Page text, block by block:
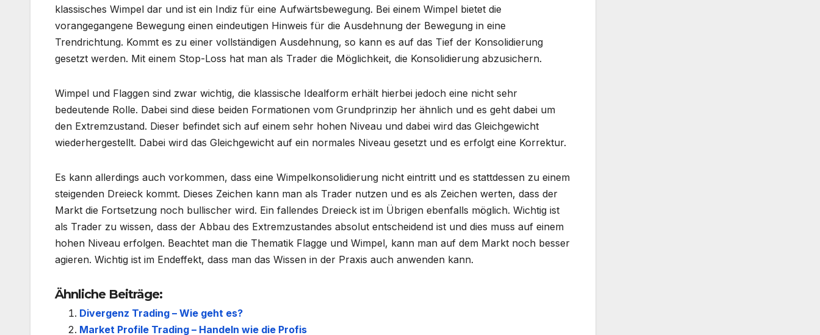
klassisches Wimpel dar und ist ein Indiz für eine Aufwärtsbewegung. Bei einem Wimpel bietet die
vorangegangene Bewegung einen eindeutigen Hinweis für die Ausdehnung der Bewegung in eine
Trendrichtung. Kommt es zu einer vollständigen Ausdehnung, so kann es auf das Tief der Konsolidierung
gesetzt werden. Mit einem Stop-Loss hat man als Trader die Möglichkeit, die Konsolidierung abzusichern.
Wimpel und Flaggen sind zwar wichtig, die klassische Idealform erhält hierbei jedoch eine nicht sehr
bedeutende Rolle. Dabei sind diese beiden Formationen vom Grundprinzip her ähnlich und es geht dabei um
den Extremzustand. Dieser befindet sich auf einem sehr hohen Niveau und dabei wird das Gleichgewicht
wiederhergestellt. Dabei wird das Gleichgewicht auf ein normales Niveau gesetzt und es erfolgt eine Korrektur.
Es kann allerdings auch vorkommen, dass eine Wimpelkonsolidierung nicht eintritt und es stattdessen zu einem
steigenden Dreieck kommt. Dieses Zeichen kann man als Trader nutzen und es als Zeichen werten, dass der
Markt die Fortsetzung noch bullischer wird. Ein fallendes Dreieck ist im Übrigen ebenfalls möglich. Wichtig ist
als Trader zu wissen, dass der Abbau des Extremzustandes absolut entscheidend ist und dies muss auf einem
hohen Niveau erfolgen. Beachtet man die Thematik Flagge und Wimpel, kann man auf dem Markt noch besser
agieren. Wichtig ist im Endeffekt, dass man das Wissen in der Praxis auch anwenden kann.
Ähnliche Beiträge:
Divergenz Trading – Wie geht es?
Market Profile Trading – Handeln wie die Profis